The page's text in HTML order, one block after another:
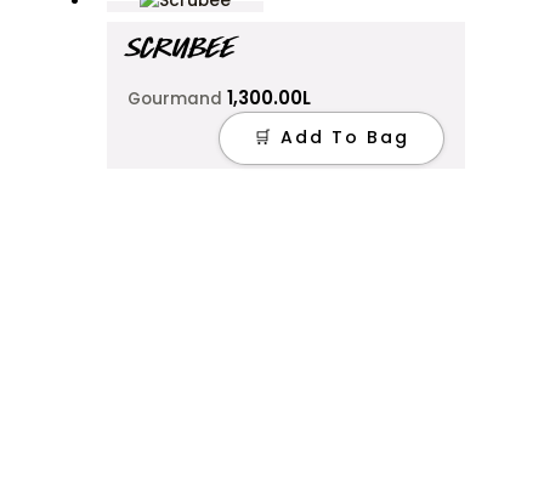
SCRUBEE
Gourmand 1,300.00L
🛒 Add To Bag